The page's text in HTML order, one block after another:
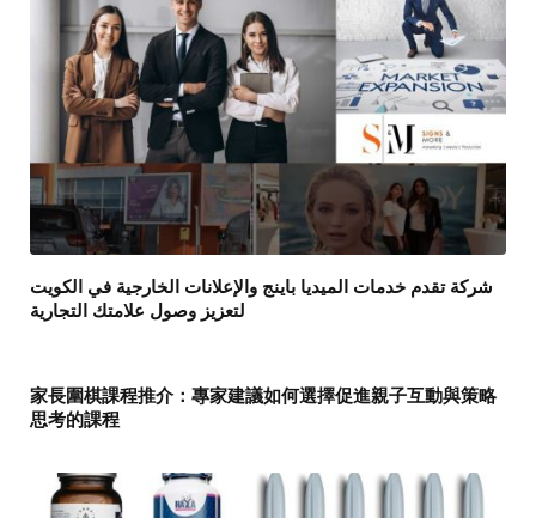
شركة تقدم خدمات الميديا باينج والإعلانات الخارجية في الكويت
لتعزيز وصول علامتك التجارية
家長圍棋課程推介：專家建議如何選擇促進親子互動與策略
思考的課程